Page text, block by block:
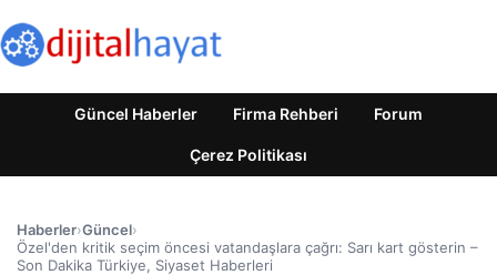
Güncel Haberler Firma Rehberi Forum
Çerez Politikası
Haberler›Güncel›
Özel'den kritik seçim öncesi vatandaşlara çağrı: Sarı kart gösterin –
Son Dakika Türkiye, Siyaset Haberleri